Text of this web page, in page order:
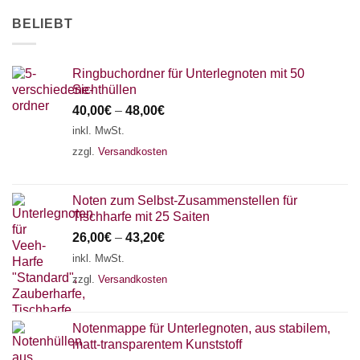
BELIEBT
Ringbuchordner für Unterlegnoten mit 50
Sichthüllen
40,00€ – 48,00€
inkl. MwSt.
zzgl. Versandkosten
Noten zum Selbst-Zusammenstellen für
Tischharfe mit 25 Saiten
26,00€ – 43,20€
inkl. MwSt.
zzgl. Versandkosten
Notenmappe für Unterlegnoten, aus stabilem,
matt-transparentem Kunststoff